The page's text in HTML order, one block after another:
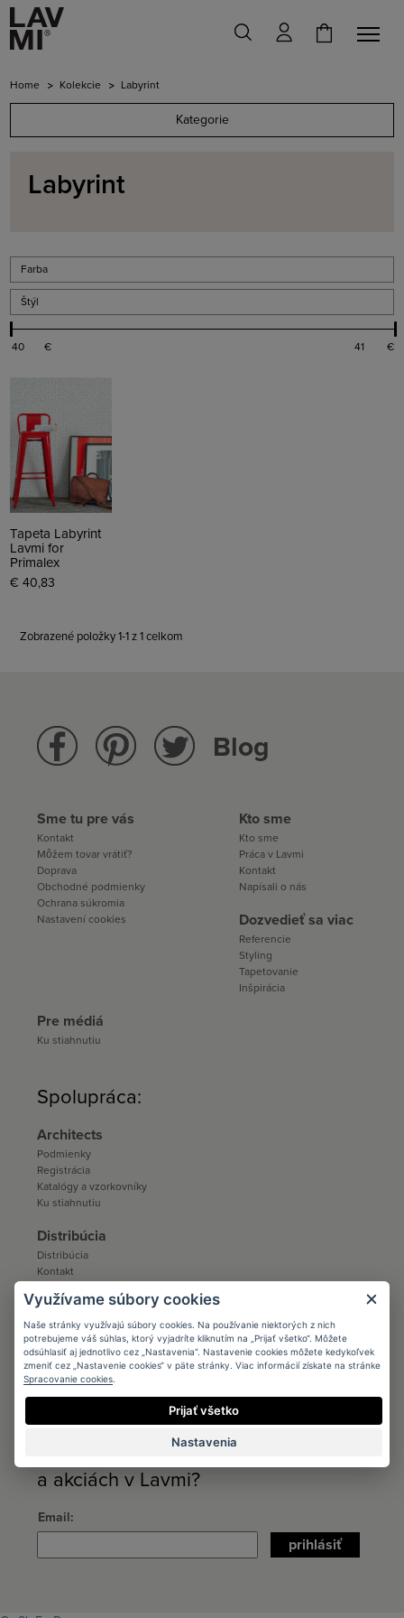
Home Kolekcie Labyrint
Kategorie
Labyrint
Farba
Štýl
€ €
Tapeta Labyrint
Lavmi for
Primalex
€ 40,83
Zobrazené položky 1-1 z 1 celkom
Blog
Sme tu pre vás
Kontakt
Môžem tovar vrátiť?
Doprava
Obchodné podmienky
Ochrana súkromia
Nastavení cookies
Kto sme
Kto sme
Práca v Lavmi
Kontakt
Napísali o nás
Dozvedieť sa viac
Referencie
Styling
Tapetovanie
Inšpirácia
Pre médiá
Ku stiahnutiu
Spolupráca:
Architects
Podmienky
Registrácia
Katalógy a vzorkovníky
Ku stiahnutiu
Distribúcia
Distribúcia
Kontakt
Predajcovia
B2B
Kontakt
Ku stiahnutiu
Chcete dostávať
informácie o novinkách
a akciách v Lavmi?
Email
prihlásiť
Využívame súbory cookies
Naše stránky využívajú súbory cookies. Na používanie niektorých z nich
potrebujeme váš súhlas, ktorý vyjadríte kliknutím na „Prijať všetko“. Môžete
odsúhlasiť aj jednotlivo cez „Nastavenia“. Nastavenie cookies môžete kedykoľvek
zmeniť cez „Nastavenie cookies“ v päte stránky. Viac informácií získate na stránke
Spracovanie cookies.
Prijať všetko
Nastavenia